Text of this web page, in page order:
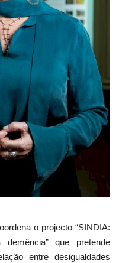
o projecto “SINDIA:
demência” que pretende
entre desigualdades